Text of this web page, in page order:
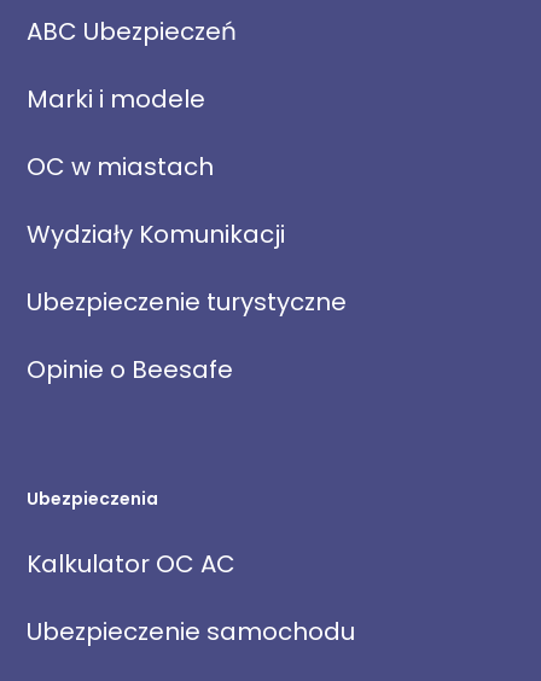
ABC Ubezpieczeń
Marki i modele
OC w miastach
Wydziały Komunikacji
Ubezpieczenie turystyczne
Opinie o Beesafe
Ubezpieczenia
Kalkulator OC AC
Ubezpieczenie samochodu